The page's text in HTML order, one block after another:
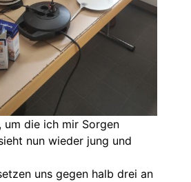
um die ich mir Sorgen
nun wieder jung und
uns gegen halb drei an